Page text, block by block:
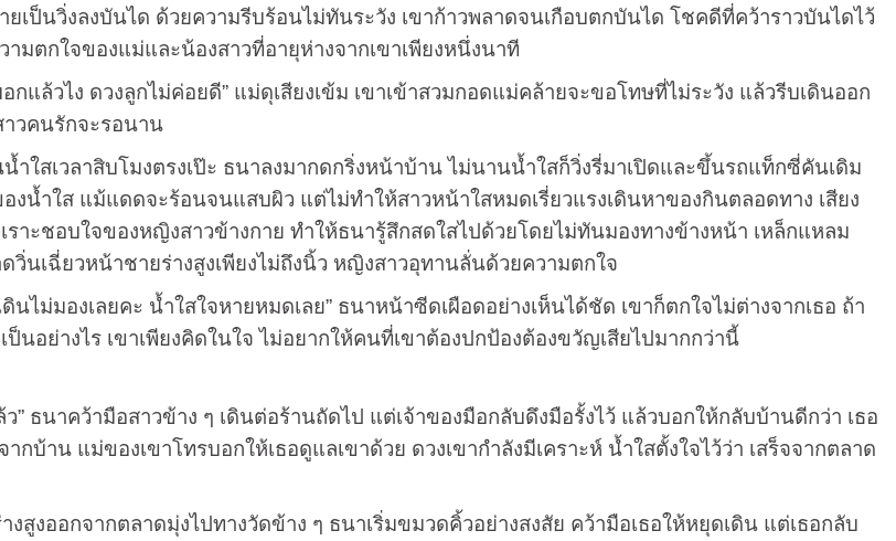
วิ่งลงบันได ด้วยความรีบร้อนไม่ทันระวัง เขาก้าวพลาดจนเกือบตกบันได โชคดีที่คว้าราวบันไดไว้
ามตกใจของแม่และน้องสาวที่อายุห่างจากเขาเพียงหนึ่งนาที
ไง ดวงลูกไม่ค่อยดี” แม่ดุเสียงเข้ม เขาเข้าสวมกอดแม่คล้ายจะขอโทษที่ไม่ระวัง แล้วรีบเดินออก
าวคนรักจะรอนาน
วลาสิบโมงตรงเป๊ะ ธนาลงมากดกริ่งหน้าบ้าน ไม่นานน้ำใสก็วิ่งรี่มาเปิดและขึ้นรถแท็กซี่คันเดิม
งน้ำใส แม้แดดจะร้อนจนแสบผิว แต่ไม่ทำให้สาวหน้าใสหมดเรี่ยวแรงเดินหาของกินตลอดทาง เสียง
ราะชอบใจของหญิงสาวข้างกาย ทำให้ธนารู้สึกสดใสไปด้วยโดยไม่ทันมองทางข้างหน้า เหล็กแหลม
วิ่นเฉี่ยวหน้าชายร่างสูงเพียงไม่ถึงนิ้ว หญิงสาวอุทานลั่นด้วยความตกใจ
มองเลยคะ น้ำใสใจหายหมดเลย” ธนาหน้าซีดเผือดอย่างเห็นได้ชัด เขาก็ตกใจไม่ต่างจากเธอ ถ้า
ป็นอย่างไร เขาเพียงคิดในใจ ไม่อยากให้คนที่เขาต้องปกป้องต้องขวัญเสียไปมากกว่านี้
นาคว้ามือสาวข้าง ๆ เดินต่อร้านถัดไป แต่เจ้าของมือกลับดึงมือรั้งไว้ แล้วบอกให้กลับบ้านดีกว่า เธอ
ากบ้าน แม่ของเขาโทรบอกให้เธอดูแลเขาด้วย ดวงเขากำลังมีเคราะห์ น้ำใสตั้งใจไว้ว่า เสร็จจากตลาด
อกจากตลาดมุ่งไปทางวัดข้าง ๆ ธนาเริ่มขมวดคิ้วอย่างสงสัย คว้ามือเธอให้หยุดเดิน แต่เธอกลับ